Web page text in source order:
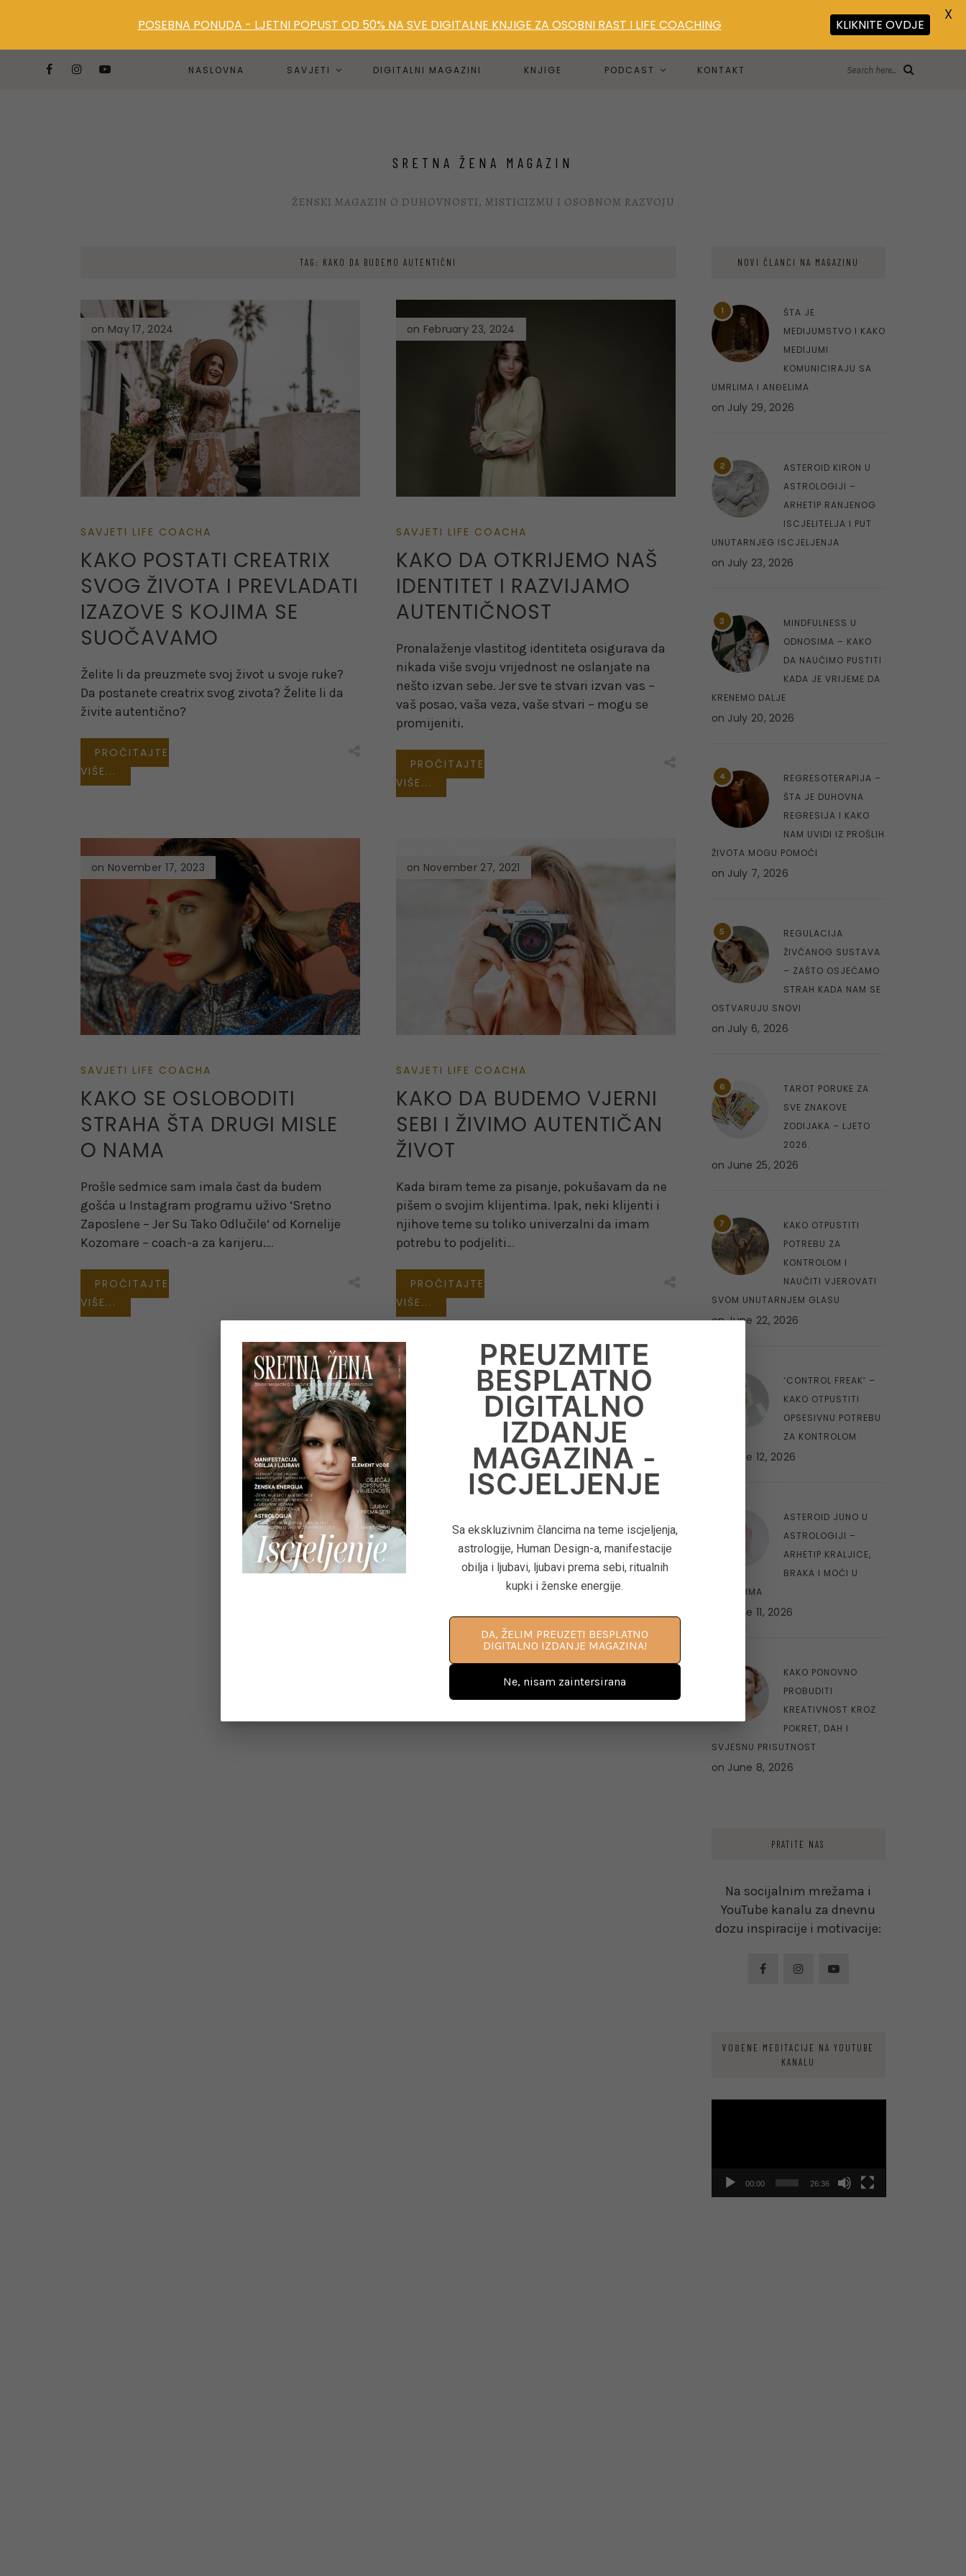
NASLOVNA SAVJETI DIGITALNI MAGAZINI KNJIGE PODCAST KONTAKT Search here...
SRETNA ŽENA MAGAZIN
ŽENSKI MAGAZIN O DUHOVNOSTI, MISTICIZMU I OSOBNOM RAZVOJU
TAG: KAKO DA BUDEMO AUTENTIČNI
on May 17, 2024
SAVJETI LIFE COACHA
KAKO POSTATI CREATRIX
SVOG ŽIVOTA I PREVLADATI
IZAZOVE S KOJIMA SE
SUOČAVAMO
Želite li da preuzmete svoj život u svoje ruke?
Da postanete creatrix svog zivota? Želite li da
živite autentično?
PROČITAJTE
VIŠE...
on February 23, 2024
SAVJETI LIFE COACHA
KAKO DA OTKRIJEMO NAŠ
IDENTITET I RAZVIJAMO
AUTENTIČNOST
Pronalaženje vlastitog identiteta osigurava da
nikada više svoju vrijednost ne oslanjate na
nešto izvan sebe. Jer sve te stvari izvan vas –
vaš posao, vaša veza, vaše stvari – mogu se
promijeniti.
PROČITAJTE
VIŠE...
on November 17, 2023
SAVJETI LIFE COACHA
KAKO SE OSLOBODITI
STRAHA ŠTA DRUGI MISLE
O NAMA
Prošle sedmice sam imala čast da budem
gošća u Instagram programu uživo ‘Sretno
Zaposlene – Jer Su Tako Odlučile‘ od Kornelije
Kozomare – coach-a za karijeru.…
PROČITAJTE
VIŠE...
on November 27, 2021
SAVJETI LIFE COACHA
KAKO DA BUDEMO VJERNI
SEBI I ŽIVIMO AUTENTIČAN
ŽIVOT
Kada biram teme za pisanje, pokušavam da ne
pišem o svojim klijentima. Ipak, neki klijenti i
njihove teme su toliko univerzalni da imam
potrebu to podjeliti…
PROČITAJTE
VIŠE...
NOVI ČLANCI NA MAGAZINU
1
ŠTA JE
MEDIJUMSTVO I KAKO
MEDIJUMI
KOMUNICIRAJU SA
UMRLIMA I ANĐELIMA
on July 29, 2026
2
ASTEROID KIRON U
ASTROLOGIJI –
ARHETIP RANJENOG
ISCJELITELJA I PUT
UNUTARNJEG ISCJELJENJA
on July 23, 2026
3
MINDFULNESS U
ODNOSIMA – KAKO
DA NAUČIMO PUSTITI
KADA JE VRIJEME DA
KRENEMO DALJE
on July 20, 2026
4
REGRESOTERAPIJA –
ŠTA JE DUHOVNA
REGRESIJA I KAKO
NAM UVIDI IZ PROŠLIH
ŽIVOTA MOGU POMOĆI
on July 7, 2026
5
REGULACIJA
ŽIVČANOG SUSTAVA
– ZAŠTO OSJEĆAMO
STRAH KADA NAM SE
OSTVARUJU SNOVI
on July 6, 2026
6
TAROT PORUKE ZA
SVE ZNAKOVE
ZODIJAKA – LJETO
2026.
on June 25, 2026
7
KAKO OTPUSTITI
POTREBU ZA
KONTROLOM I
NAUČITI VJEROVATI
SVOM UNUTARNJEM GLASU
on June 22, 2026
‘CONTROL FREAK’ –
KAKO OTPUSTITI
OPSESIVNU POTREBU
ZA KONTROLOM
June 12, 2026
ASTEROID JUNO U
ASTROLOGIJI –
ARHETIP KRALJICE,
BRAKA I MOĆI U
ODNOSIMA
June 11, 2026
KAKO PONOVNO
PROBUDITI
KREATIVNOST KROZ
POKRET, DAH I
SVJESNU PRISUTNOST
on June 8, 2026
PRATITE NAS
Na socijalnim mrežama i
YouTube kanalu za dnevnu
dozu inspiracije i motivacije:
VOĐENE MEDITACIJE NA YOUTUBE
KANALU
00:00 26:36
POSEBNA PONUDA - LJETNI POPUST OD 50% NA SVE DIGITALNE KNJIGE ZA OSOBNI RAST I LIFE COACHING KLIKNITE OVDJE
X
PREUZMITE
BESPLATNO
DIGITALNO
IZDANJE
MAGAZINA -
ISCJELJENJE
Sa ekskluzivnim člancima na teme iscjeljenja,
astrologije, Human Design-a, manifestacije
obilja i ljubavi, ljubavi prema sebi, ritualnih
kupki i ženske energije.
DA, ŽELIM PREUZETI BESPLATNO
DIGITALNO IZDANJE MAGAZINA!
Ne, nisam zaintersirana